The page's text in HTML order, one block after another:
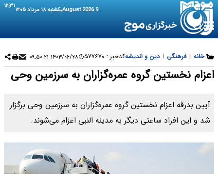
9 August 2026 یکشنبه ۱۸ مرداد ۱۴۰۵ ۱۲:۳۱
خانه | فرهنگی | دین و اندیشهکدخبر : ۵۷۷۶۷۰ ۱۴۰۳/۰۶/۲۸ ۰۹:۵۰:۲۱
اعزام نخستین گروه عمره‌گزاران به سرزمین وحی
آیین بدرقه اعزام نخستین گروه عمره‌گزاران به سرزمین وحی برگزار
شد و این افراد ساعتی دیگر به مدینه النبی اعزام می‌شوند.